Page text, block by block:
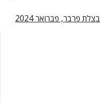
פרבר, פברואר 2024